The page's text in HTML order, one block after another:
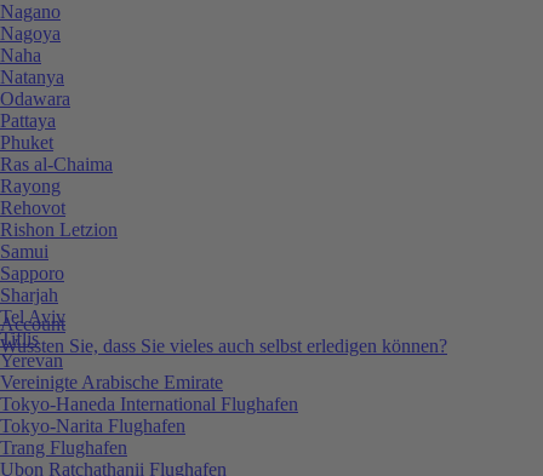
Account
Wussten Sie, dass Sie vieles auch selbst erledigen können?
Nagano
Nagoya
Naha
Natanya
Odawara
Pattaya
Phuket
Ras al-Chaima
Rayong
Rehovot
Rishon Letzion
Samui
Sapporo
Sharjah
Tel Aviv
Tiflis
Yerevan
Vereinigte Arabische Emirate
Tokyo-Haneda International Flughafen
Tokyo-Narita Flughafen
Trang Flughafen
Ubon Ratchathanii Flughafen